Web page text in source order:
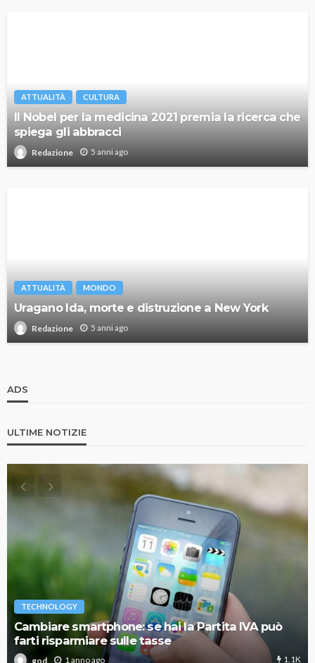
ATTUALITÀ CULTURA
Il Nobel per la medicina 2021 premia la ricerca che
spiega gli abbracci
Redazione 5 anni ago
ATTUALITÀ MONDO
Uragano Ida, morte e distruzione a New York
Redazione 5 anni ago
ADS
ULTIME NOTIZIE
TECHNOLOGY
Cambiare smartphone: se hai la Partita IVA può
farti risparmiare sulle tasse
god 1 anno ago 1.1K